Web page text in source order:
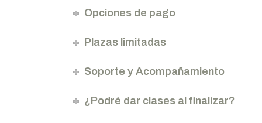
Opciones de pago
Plazas limitadas
Soporte y Acompañamiento
¿Podré dar clases al finalizar?